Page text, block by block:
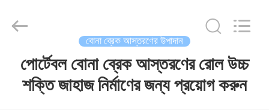
বাড়ি
বোনা ব্রেক আস্তরণের উপাদান
পোর্টেবল বোনা ব্রেক আস্তরণের রোল উচ্চ
শক্তি জাহাজ নির্মাণের জন্য প্রয়োগ করুন